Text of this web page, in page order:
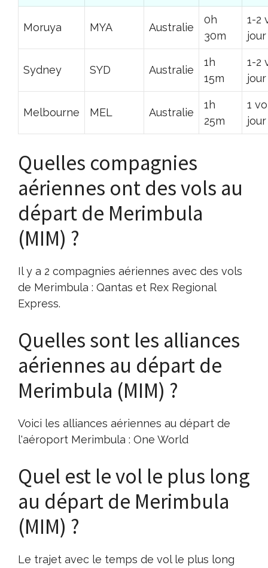
Moruya MYA Australie
0h
30m
1-2
jour
Sydney SYD Australie
1h
15m
1-2
jour
Melbourne MEL Australie
1h
25m
1
jour
Quelles compagnies
aériennes ont des vols au
départ de Merimbula
(MIM) ?
Il y a 2 compagnies aériennes avec des vols
de Merimbula : Qantas et Rex Regional
Express.
Quelles sont les alliances
aériennes au départ de
Merimbula (MIM) ?
Voici les alliances aériennes au départ de
l'aéroport Merimbula : One World
Quel est le vol le plus long
au départ de Merimbula
(MIM) ?
Le trajet avec le temps de vol le plus long